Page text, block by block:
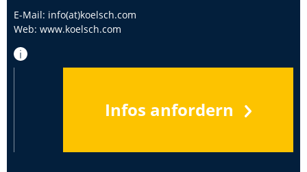
E-Mail: info(at)koelsch.com
Web: www.koelsch.com
Infos anfordern